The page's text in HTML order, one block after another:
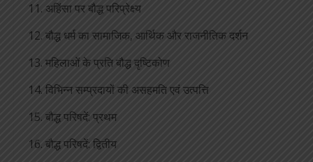
11. अहिंसा पर बौद्ध परिप्रेक्ष्य
12. बौद्ध धर्म का सामाजिक, आर्थिक और राजनीतिक दर्शन
13. महिलाओं के प्रति बौद्ध दृष्टिकोण
14. विभिन्न सम्प्रदायों की असहमति एवं उत्पत्ति
15. बौद्ध परिषदें: प्रथम
16. बौद्ध परिषदें: द्वितीय